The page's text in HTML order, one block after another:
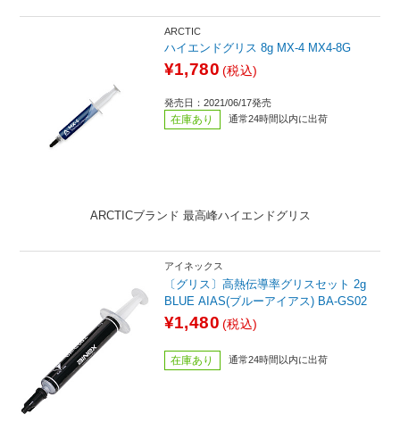
ARCTIC
ハイエンドグリス 8g MX-4 MX4-8G
¥1,780 (税込)
発売日：2021/06/17発売
在庫あり 通常24時間以内に出荷
ARCTICブランド 最高峰ハイエンドグリス
アイネックス
〔グリス〕高熱伝導率グリスセット 2g
BLUE AIAS(ブルーアイアス) BA-GS02
¥1,480 (税込)
在庫あり 通常24時間以内に出荷